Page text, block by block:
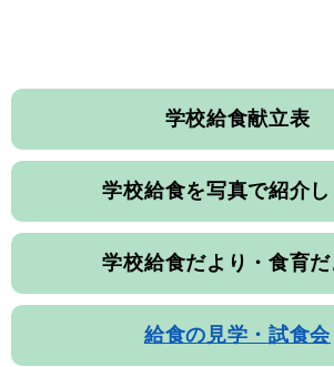
学校給食献立表
学校給食を写真で紹介
学校給食だより・食育だ
給食の見学・試食会